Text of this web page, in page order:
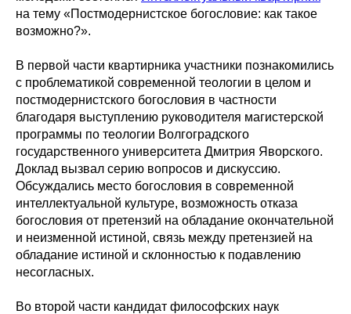
на тему «Постмодернистское богословие: как такое
возможно?».
В первой части квартирника участники познакомились
с проблематикой современной теологии в целом и
постмодернистского богословия в частности
благодаря выступлению руководителя магистерской
программы по теологии Волгоградского
государственного университета Дмитрия Яворского.
Доклад вызвал серию вопросов и дискуссию.
Обсуждались место богословия в современной
интеллектуальной культуре, возможность отказа
богословия от претензий на обладание окончательной
и неизменной истиной, связь между претензией на
обладание истиной и склонностью к подавлению
несогласных.
Во второй части кандидат философских наук